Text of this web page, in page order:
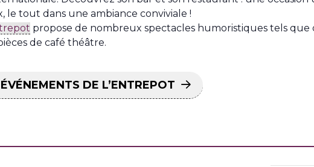
le tout dans une ambiance conviviale !
propose de nombreux spectacles humoristiques tels que
de café théâtre.
DE L’ENTREPOT